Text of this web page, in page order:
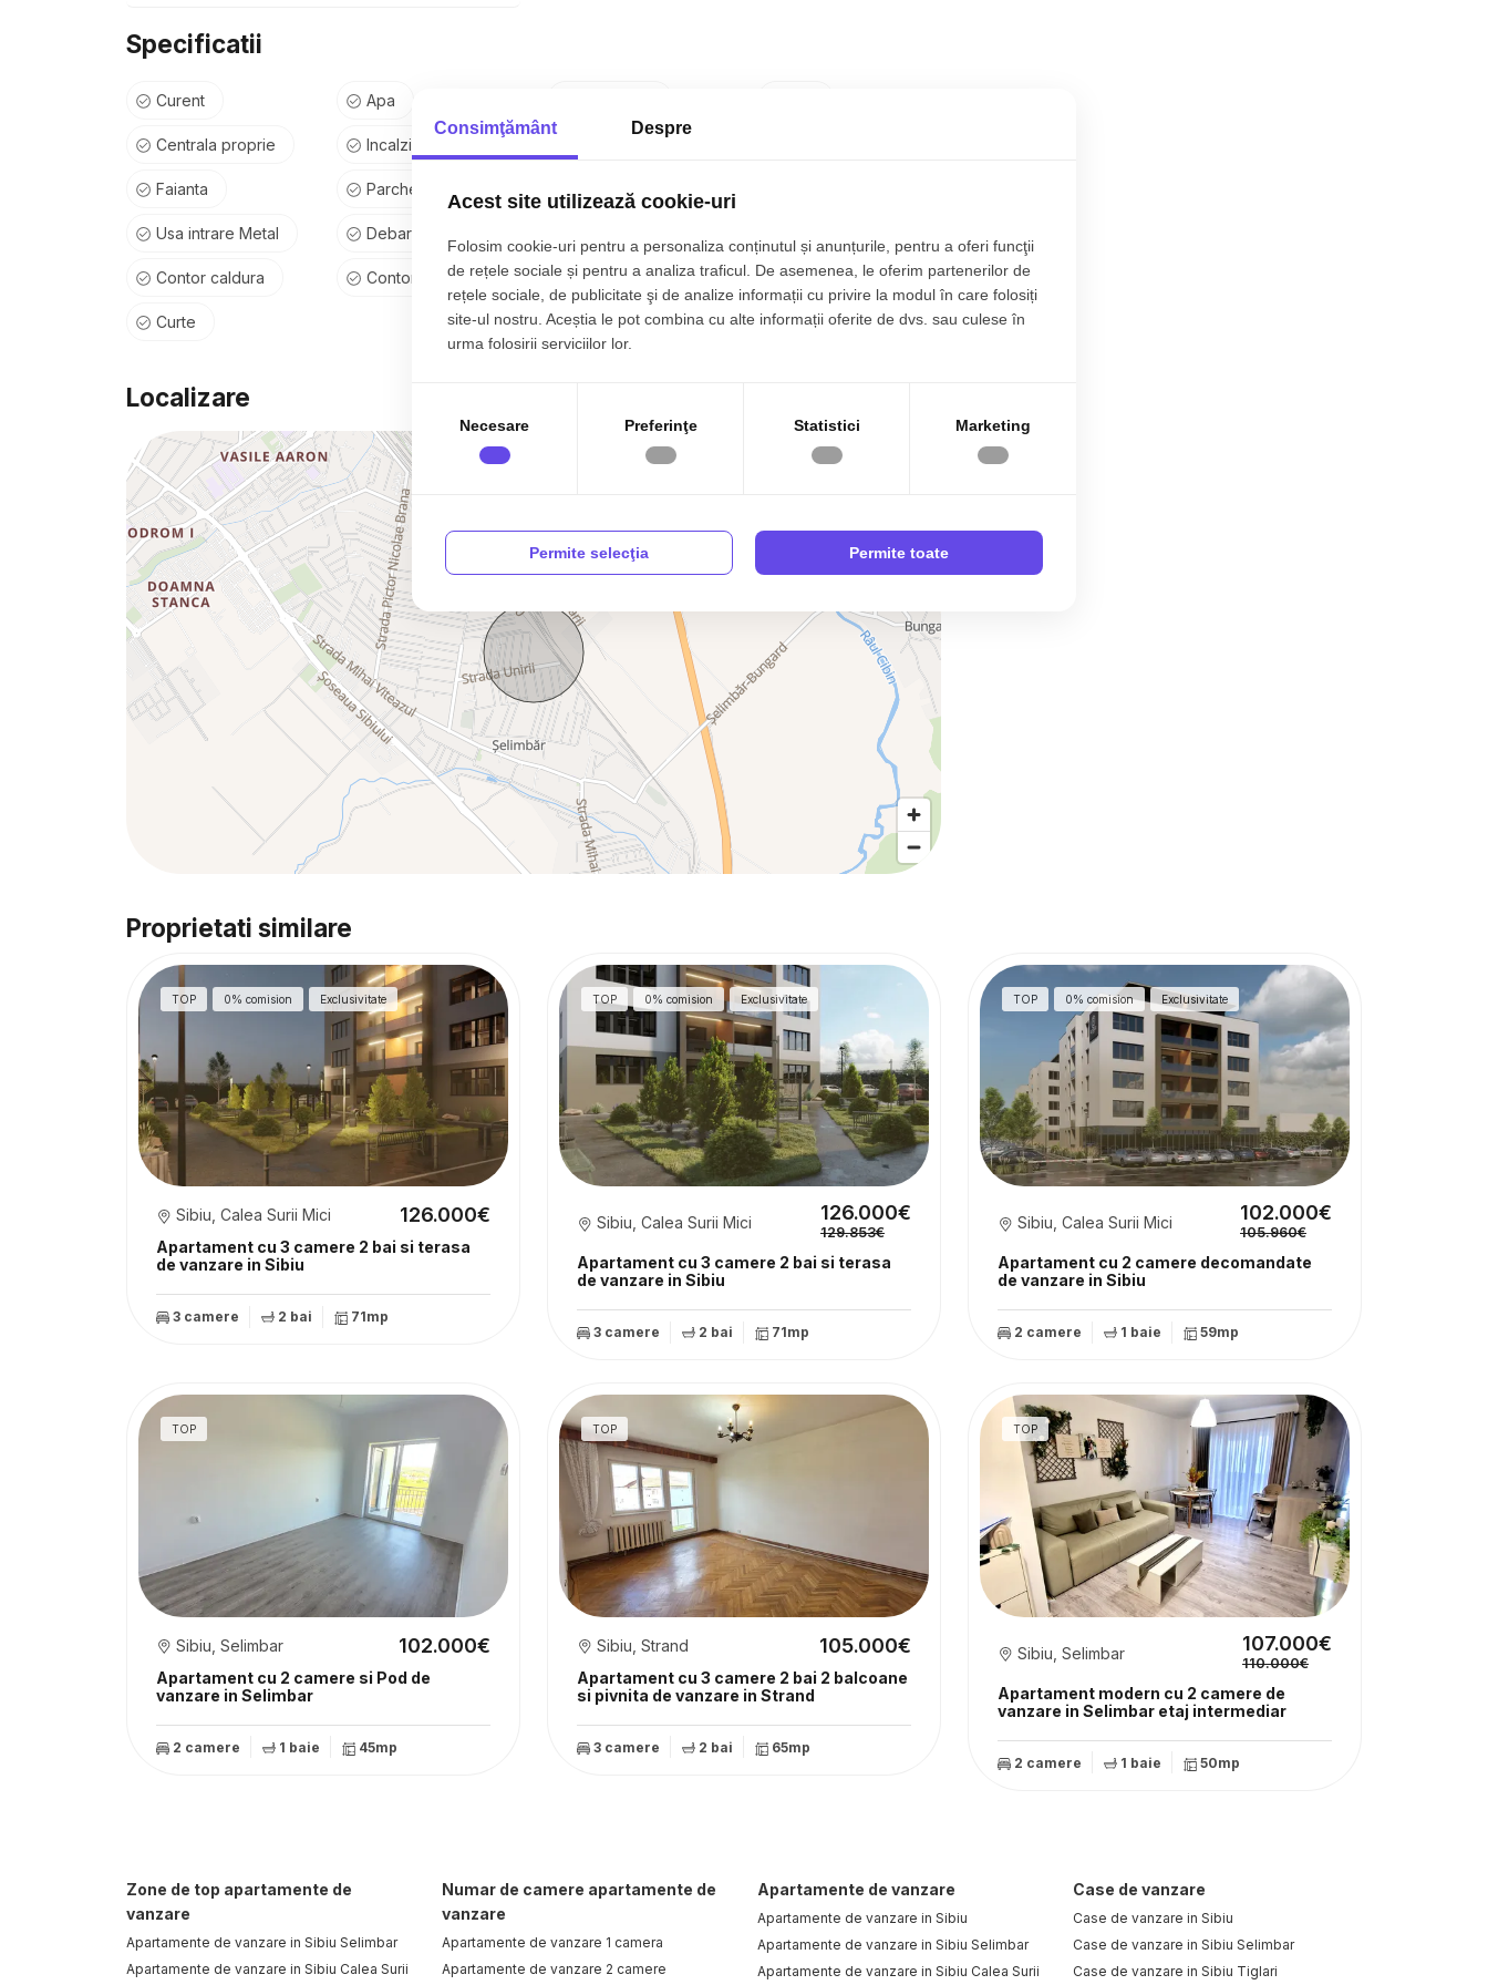
🔑 Apartament la prima locuire – totul nou, pregătit pentru viitorul proprietar!
💶 Preț: 114.000 €
Specificatii
Curent Apa
Centrala proprie Incalzire pardoseala
Faianta Parchet
Usa intrare Metal Debara
Contor caldura Contor gaz Nemobilat Interfon
Curte
Localizare
Proprietati similare
TOP 0% comision Exclusivitate
Apartament cu 3 camere 2 bai si terasa
de vanzare in Sibiu
Sibiu, Calea Surii Mici 126.000€
3 camere 2 bai 71mp
TOP 0% comision Exclusivitate
Apartament cu 3 camere 2 bai si terasa
de vanzare in Sibiu
Sibiu, Calea Surii Mici 126.000€
129.853€
3 camere 2 bai 71mp
TOP 0% comision Exclusivitate
Apartament cu 2 camere decomandate
de vanzare in Sibiu
Sibiu, Calea Surii Mici 102.000€
105.960€
2 camere 1 baie 59mp
TOP
Apartament cu 2 camere si Pod de
vanzare in Selimbar
Sibiu, Selimbar 102.000€
2 camere 1 baie 45mp
TOP
Apartament cu 3 camere 2 bai 2 balcoane
si pivnita de vanzare in Strand
Sibiu, Strand 105.000€
3 camere 2 bai 65mp
TOP
Apartament modern cu 2 camere de
vanzare in Selimbar etaj intermediar
Sibiu, Selimbar 107.000€
110.000€
2 camere 1 baie 50mp
Zone de top apartamente de
vanzare
Apartamente de vanzare in Sibiu Selimbar
Apartamente de vanzare in Sibiu Calea Surii
Numar de camere apartamente de
vanzare
Apartamente de vanzare 1 camera
Apartamente de vanzare 2 camere
Apartamente de vanzare
Apartamente de vanzare in Sibiu
Apartamente de vanzare in Sibiu Selimbar
Apartamente de vanzare in Sibiu Calea Surii
Case de vanzare
Case de vanzare in Sibiu
Case de vanzare in Sibiu Selimbar
Case de vanzare in Sibiu Tiglari
Consimţământ Despre
Acest site utilizează cookie-uri
Folosim cookie-uri pentru a personaliza conținutul și anunțurile, pentru a oferi funcţii
de rețele sociale și pentru a analiza traficul. De asemenea, le oferim partenerilor de
rețele sociale, de publicitate şi de analize informații cu privire la modul în care folosiți
site-ul nostru. Aceștia le pot combina cu alte informații oferite de dvs. sau culese în
urma folosirii serviciilor lor.
Necesare Preferinţe Statistici Marketing
Permite selecţia Permite toate